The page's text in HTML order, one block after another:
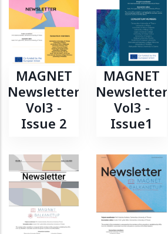
MAGNET
Newsletter
Vol3 -
Issue 2
MAGNET
Newsletter
Vol3 -
Issue1